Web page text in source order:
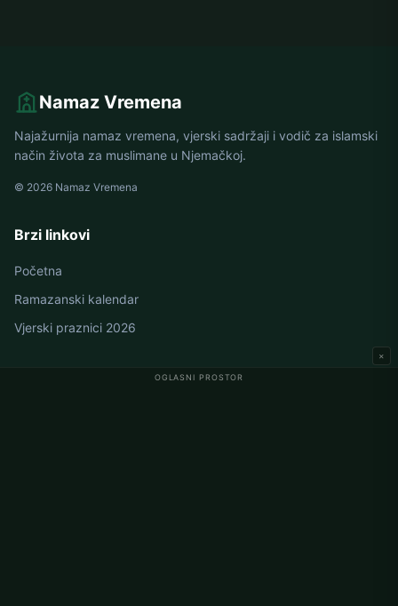
OGLASNI PROSTOR
×
Namaz Vremena
Najažurnija namaz vremena, vjerski sadržaji i vodič za islamski
način života za muslimane u Njemačkoj.
© 2026 Namaz Vremena
Brzi linkovi
Početna
Ramazanski kalendar
Vjerski praznici 2026
Namaz vremena u Njemačkoj